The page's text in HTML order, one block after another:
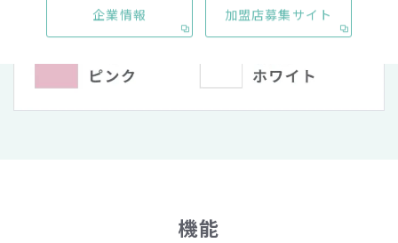
機能
企業情報 加盟店募集サイト